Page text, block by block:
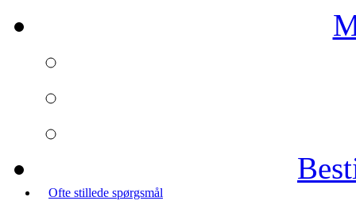
Ofte stillede spørgsmål